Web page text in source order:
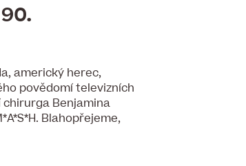
americký herec,
povědomí televizních
chirurga Benjamina
Blahopřejeme,